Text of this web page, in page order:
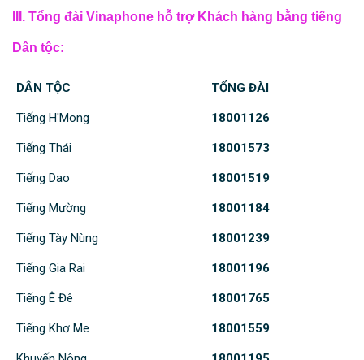
III. Tổng đài Vinaphone hỗ trợ Khách hàng bằng tiếng
Dân tộc:
DÂN TỘC TỔNG ĐÀI
Tiếng H'Mong 18001126
Tiếng Thái 18001573
Tiếng Dao 18001519
Tiếng Mường 18001184
Tiếng Tày Nùng 18001239
Tiếng Gia Rai 18001196
Tiếng Ê Đê 18001765
Tiếng Khơ Me 18001559